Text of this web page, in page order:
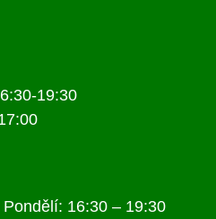
19:30
16:30 – 19:30